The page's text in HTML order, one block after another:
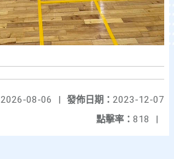
發佈日期： 2023-12-07
2026-08-06
|
點擊率： 818 |